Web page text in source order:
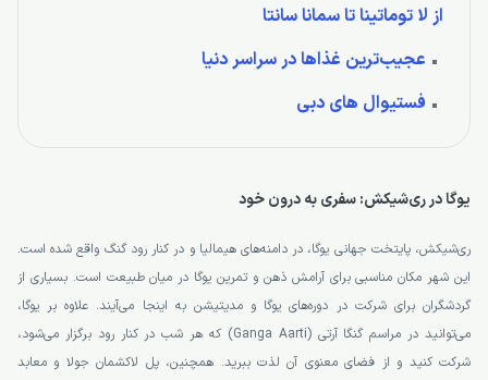
از لا توماتینا تا سمانا سانتا
عجیب‌ترین غذاها در سراسر دنیا
فستیوال های دبی
یوگا در ری‌شیکش: سفری به درون خود
ری‌شیکش، پایتخت جهانی یوگا، در دامنه‌های هیمالیا و در کنار رود گنگ واقع شده است.
این شهر مکان مناسبی برای آرامش ذهن و تمرین یوگا در میان طبیعت است. بسیاری از
گردشگران برای شرکت در دوره‌های یوگا و مدیتیشن به اینجا می‌آیند. علاوه بر یوگا،
می‌توانید در مراسم گنگا آرتی (Ganga Aarti) که هر شب در کنار رود برگزار می‌شود،
شرکت کنید و از فضای معنوی آن لذت ببرید. همچنین، پل لاکشمان جولا و معابد